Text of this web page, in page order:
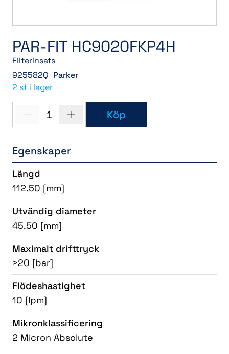
PAR-FIT HC9020FKP4H
Filterinsats
925582Q Parker
2 st i lager
1 Köp
Egenskaper
Längd
112.50 [mm]
Utvändig diameter
45.50 [mm]
Maximalt drifttryck
>20 [bar]
Flödeshastighet
10 [lpm]
Mikronklassificering
2 Micron Absolute